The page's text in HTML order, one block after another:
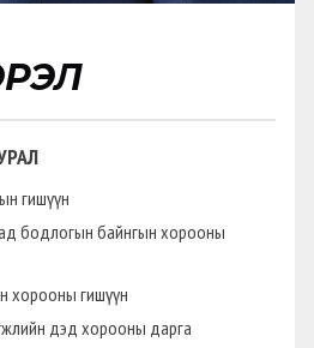
гишүүн
бодлогын байнгын хорооны
хорооны гишүүн
дэд хорооны дарга